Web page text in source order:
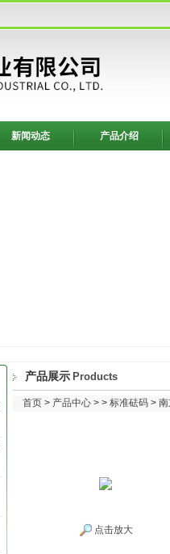
新闻动态 产品介绍
产品展示 Products
首页 > 产品中心 > > 标准砝码 >
点击放大